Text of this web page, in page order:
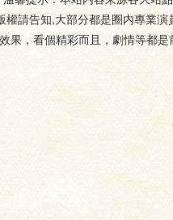
請告知,大部分都是圈内專業
效果，看個精彩而且，劇情等都